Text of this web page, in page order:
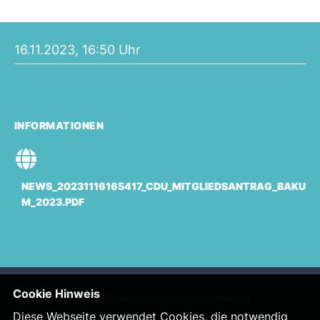
16.11.2023, 16:50 Uhr
INFORMATIONEN
NEWS_20231116165417_CDU_MITGLIEDSANTRAG_BAKU
M_2023.PDF
Homepage des CDU Gemeindeverbandes Bakum
Cookie Hinweis
Diese Webseite verwendet Cookies, die notwendig